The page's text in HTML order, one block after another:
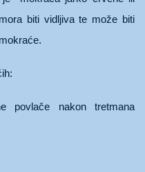
biti vidljiva te može biti
povlače nakon tretmana